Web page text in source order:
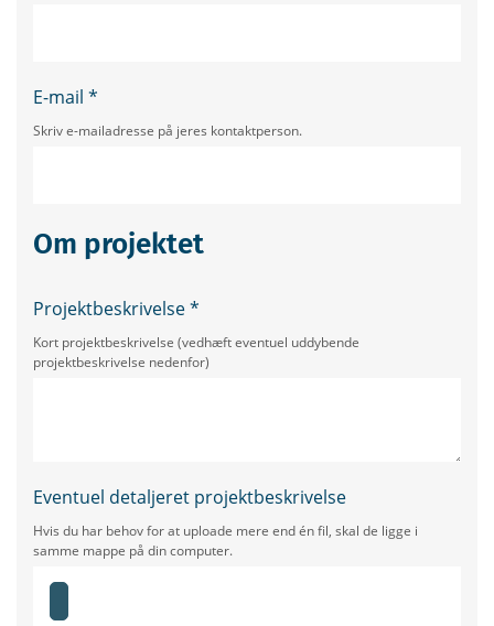
E-mail *
Skriv e-mailadresse på jeres kontaktperson.
Om projektet
Projektbeskrivelse*
Kort projektbeskrivelse (vedhæft eventuel uddybende
projektbeskrivelse nedenfor)
Eventuel detaljeret projektbeskrivelse
Hvis du har behov for at uploade mere end én fil, skal de ligge i
samme mappe på din computer.